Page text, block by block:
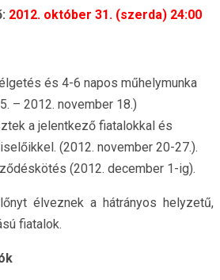
2012. október 31. (szerda) 24:00
és 4-6 napos műhelymunka
– 2012. november 18.)
a jelentkező fiatalokkal és
(2012. november 20-27.).
(2012. december 1-ig).
élveznek a hátrányos helyzetű,
fiatalok.